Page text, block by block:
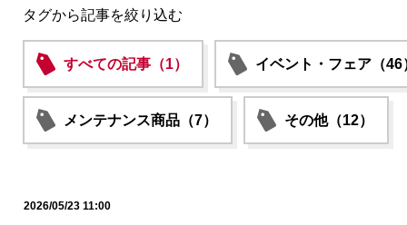
タグから記事を絞り込む
すべての記事（1） イベント・フェア（46
メンテナンス商品（7） その他（12）
2026/05/23 11:00